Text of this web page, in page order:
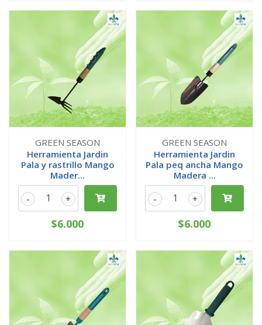
GREEN SEASON
Herramienta Jardin
Pala y rastrillo Mango
Mader...
+
-
$6.000
GREEN SEASON
Herramienta Jardin
Pala peq ancha Mango
Madera ...
+
-
$6.000